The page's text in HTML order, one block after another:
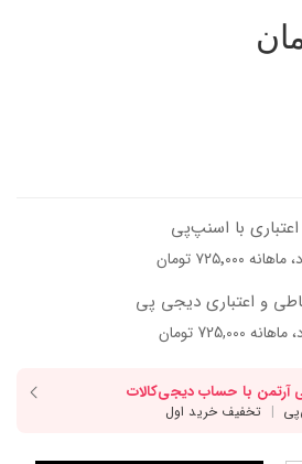
با اسنپ‌پی
و اعتباری دیجی پی